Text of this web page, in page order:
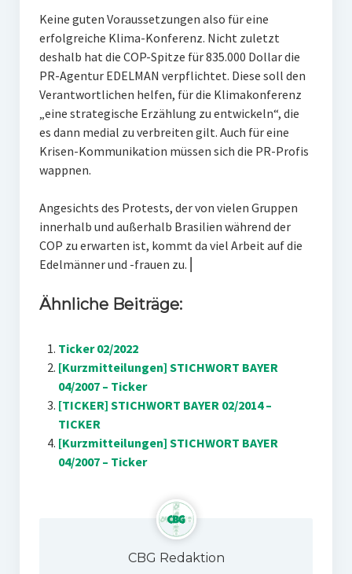
Keine guten Voraussetzungen also für eine
erfolgreiche Klima-Konferenz. Nicht zuletzt
deshalb hat die COP-Spitze für 835.000 Dollar die
PR-Agentur EDELMAN verpflichtet. Diese soll den
Verantwortlichen helfen, für die Klimakonferenz
„eine strategische Erzählung zu entwickeln“, die
es dann medial zu verbreiten gilt. Auch für eine
Krisen-Kommunikation müssen sich die PR-Profis
wappnen.
Angesichts des Protests, der von vielen Gruppen
innerhalb und außerhalb Brasilien während der
COP zu erwarten ist, kommt da viel Arbeit auf die
Edelmänner und -frauen zu. ⎜
Ähnliche Beiträge:
Ticker 02/2022
[Kurzmitteilungen] STICHWORT BAYER
04/2007 – Ticker
[TICKER] STICHWORT BAYER 02/2014 –
TICKER
[Kurzmitteilungen] STICHWORT BAYER
04/2007 – Ticker
CBG Redaktion